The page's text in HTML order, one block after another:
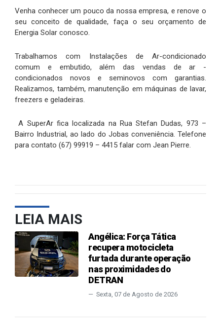
Venha conhecer um pouco da nossa empresa, e renove o
seu conceito de qualidade, faça o seu orçamento de
Energia Solar conosco.
Trabalhamos com Instalações de Ar-condicionado
comum e embutido, além das vendas de ar -
condicionados novos e seminovos com garantias.
Realizamos, também, manutenção em máquinas de lavar,
freezers e geladeiras.
A SuperAr fica localizada na Rua Stefan Dudas, 973 –
Bairro Industrial, ao lado do Jobas conveniência. Telefone
para contato (67) 99919 – 4415 falar com Jean Pierre.
LEIA MAIS
Angélica: Força Tática
recupera motocicleta
furtada durante operação
nas proximidades do
DETRAN
Sexta, 07 de Agosto de 2026